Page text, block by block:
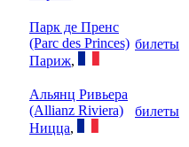
Парк де Пренс
(Parc des Princes)
Париж,
билеты
Альянц Ривьера
(Allianz Riviera)
Ницца,
билеты